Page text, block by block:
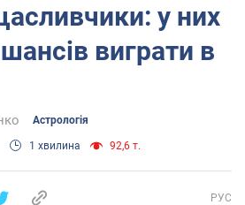
у них
виграти в
Астрологія
1 хвилина 92,6 т.
РУС